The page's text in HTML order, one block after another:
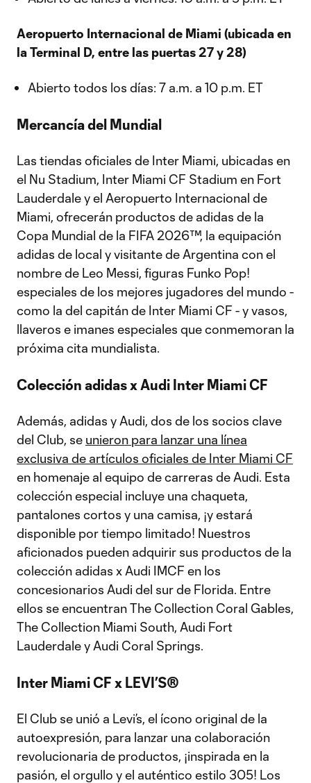
Aeropuerto Internacional de Miami (ubicada en
la Terminal D, entre las puertas 27 y 28)
Abierto todos los días: 7 a.m. a 10 p.m. ET
Mercancía del Mundial
Las tiendas oficiales de Inter Miami, ubicadas en
el Nu Stadium, Inter Miami CF Stadium en Fort
Lauderdale y el Aeropuerto Internacional de
Miami, ofrecerán productos de adidas de la
Copa Mundial de la FIFA 2026™, la equipación
adidas de local y visitante de Argentina con el
nombre de Leo Messi, figuras Funko Pop!
especiales de los mejores jugadores del mundo -
como la del capitán de Inter Miami CF - y vasos,
llaveros e imanes especiales que conmemoran la
próxima cita mundialista.
Colección adidas x Audi Inter Miami CF
Además, adidas y Audi, dos de los socios clave
del Club, se unieron para lanzar una línea
exclusiva de artículos oficiales de Inter Miami CF
en homenaje al equipo de carreras de Audi. Esta
colección especial incluye una chaqueta,
pantalones cortos y una camisa, ¡y estará
disponible por tiempo limitado! Nuestros
aficionados pueden adquirir sus productos de la
colección adidas x Audi IMCF en los
concesionarios Audi del sur de Florida. Entre
ellos se encuentran The Collection Coral Gables,
The Collection Miami South, Audi Fort
Lauderdale y Audi Coral Springs.
Inter Miami CF x LEVI’S®
El Club se unió a Levi’s, el ícono original de la
autoexpresión, para lanzar una colaboración
revolucionaria de productos, ¡inspirada en la
pasión, el orgullo y el auténtico estilo 305! Los